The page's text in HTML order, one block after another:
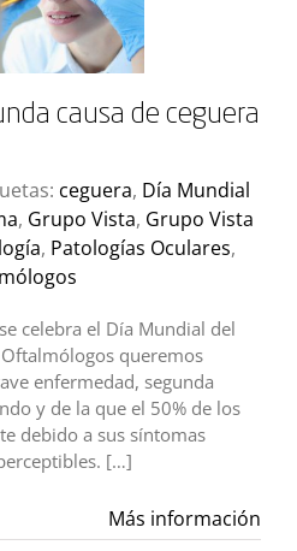
causa de ceguera
ceguera, Día Mundial
, Grupo Vista, Grupo Vista
, Patologías Oculares,
celebra el Día Mundial del
queremos
enfermedad, segunda
y de la que el 50% de los
debido a sus síntomas
[…]
Más información